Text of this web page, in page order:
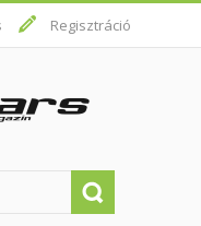
Regisztráció